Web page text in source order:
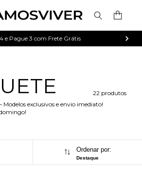
e Pague 3 com Frete Grátis
22 produtos
exclusivos e envio imediato!
Ordenar por:
Destaque